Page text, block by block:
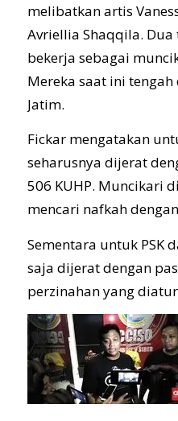
melibatkan artis
Avriellia Shaqqila.
bekerja sebagai
Mereka saat ini
Jatim.
Fickar mengatakan
seharusnya dijerat
506 KUHP. Muncikari
mencari nafkah
Sementara untuk PSK
saja dijerat dengan
perzinahan yang